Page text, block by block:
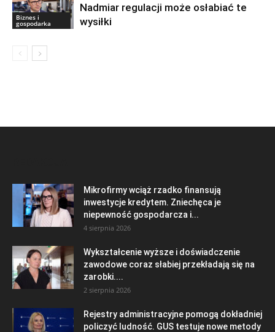
Biznes i
gospodarka
Nadmiar regulacji może osłabiać te
wysiłki
Mikrofirmy wciąż rzadko finansują
inwestycje kredytem. Zniechęca je
niepewność gospodarcza i...
4 sierpnia 2026
Wykształcenie wyższe i doświadczenie
zawodowe coraz słabiej przekładają się na
zarobki....
2 sierpnia 2026
Rejestry administracyjne pomogą dokładniej
policzyć ludność. GUS testuje nowe metody